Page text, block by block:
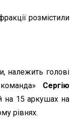
розмістили
належить голові
Сергію
на 15 аркушах на
рівнях.